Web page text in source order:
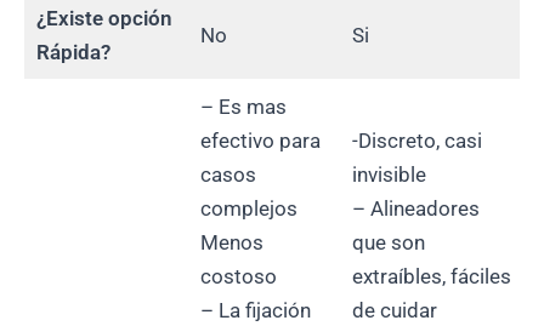
¿Existe opción
Rápida?
No Si
– Es mas
efectivo para
casos
complejos
Menos
costoso
– La fijación
-Discreto, casi
invisible
– Alineadores
que son
extraíbles, fáciles
de cuidar